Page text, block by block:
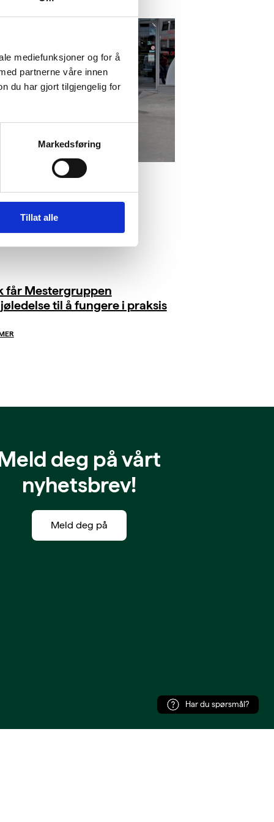
mediefunksjoner og for å
partnerne våre innen
du har gjort tilgjengelig for
Markedsføring
Tillat alle
får Mestergruppen
til å fungere i praksis
deg på vårt
nyhetsbrev!
Meld deg på
Har du spørsmål?